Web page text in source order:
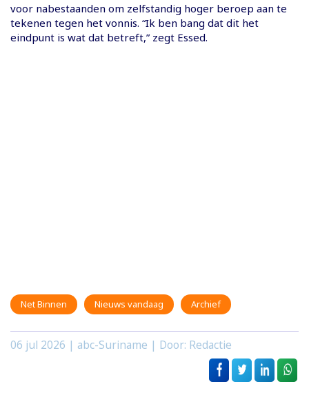
voor nabestaanden om zelfstandig hoger beroep aan te
tekenen tegen het vonnis. “Ik ben bang dat dit het
eindpunt is wat dat betreft,” zegt Essed.
Net Binnen Nieuws vandaag Archief
06 jul 2026 | abc-Suriname | Door: Redactie